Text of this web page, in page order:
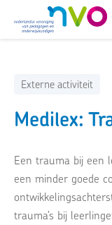
Externe activiteit
Medilex:
Een trauma bij een
een minder goede
trauma’s bij